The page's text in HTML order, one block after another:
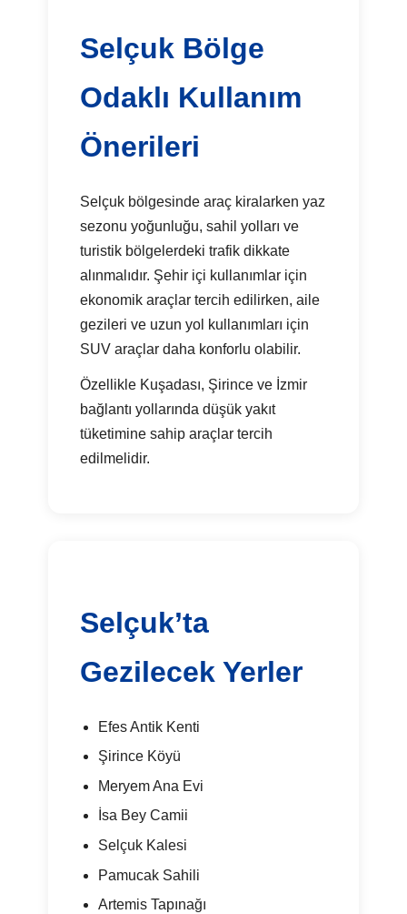
Selçuk Bölge
Odaklı Kullanım
Önerileri
Selçuk bölgesinde araç kiralarken yaz
sezonu yoğunluğu, sahil yolları ve
turistik bölgelerdeki trafik dikkate
alınmalıdır. Şehir içi kullanımlar için
ekonomik araçlar tercih edilirken, aile
gezileri ve uzun yol kullanımları için
SUV araçlar daha konforlu olabilir.
Özellikle Kuşadası, Şirince ve İzmir
bağlantı yollarında düşük yakıt
tüketimine sahip araçlar tercih
edilmelidir.
Selçuk’ta
Gezilecek Yerler
Efes Antik Kenti
Şirince Köyü
Meryem Ana Evi
İsa Bey Camii
Selçuk Kalesi
Pamucak Sahili
Artemis Tapınağı